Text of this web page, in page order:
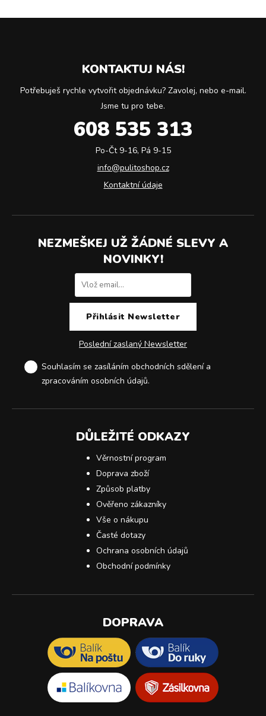
KONTAKTUJ NÁS!
Potřebuješ rychle vytvořit objednávku? Zavolej, nebo e-mail.
Jsme tu pro tebe.
608 535 313
Po-Čt 9-16, Pá 9-15
info@pulitoshop.cz
Kontaktní údaje
NEZMEŠKEJ UŽ ŽÁDNÉ SLEVY A
NOVINKY!
Poslední zaslaný Newsletter
Souhlasím se zasíláním obchodních sdělení a
zpracováním osobních údajů.
DŮLEŽITÉ ODKAZY
Věrnostní program
Doprava zboží
Způsob platby
Ověřeno zákazníky
Vše o nákupu
Časté dotazy
Ochrana osobních údajů
Obchodní podmínky
DOPRAVA